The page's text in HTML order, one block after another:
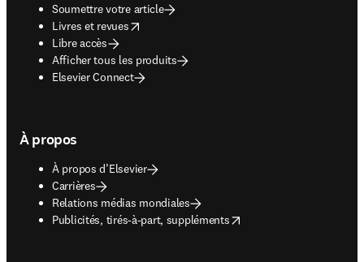
Soumettre votre article
Livres et revues
opens in new tab/window
Libre accès
Afficher tous les produits
Elsevier Connect
À propos
À propos d’Elsevier
Carrières
Relations médias mondiales
Publicités, tirés-à-part, suppléments
opens in new tab/window